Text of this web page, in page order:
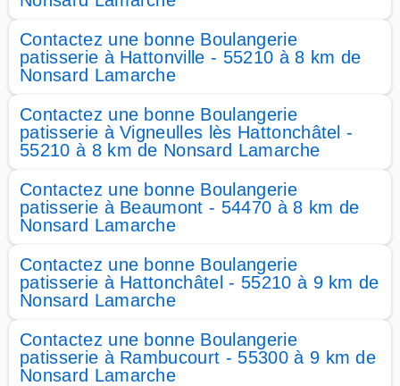
Contactez une bonne Boulangerie
patisserie à Hattonville - 55210 à 8 km de
Nonsard Lamarche
Contactez une bonne Boulangerie
patisserie à Vigneulles lès Hattonchâtel -
55210 à 8 km de Nonsard Lamarche
Contactez une bonne Boulangerie
patisserie à Beaumont - 54470 à 8 km de
Nonsard Lamarche
Contactez une bonne Boulangerie
patisserie à Hattonchâtel - 55210 à 9 km de
Nonsard Lamarche
Contactez une bonne Boulangerie
patisserie à Rambucourt - 55300 à 9 km de
Nonsard Lamarche